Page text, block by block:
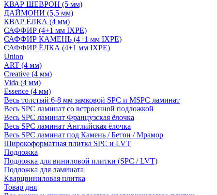
КВАР ШЕВРОН (5 мм)
ДАЙМОНИ (5,5 мм)
КВАР ЁЛКА (4 мм)
САФФИР (4+1 мм IXPE)
САФФИР КАМЕНЬ (4+1 мм IXPE)
САФФИР ЁЛКА (4+1 мм IXPE)
Union
ART (4 мм)
Creative (4 мм)
Vida (4 мм)
Essence (4 мм)
Весь толстый 6-8 мм замковой SPC и MSPC ламинат
Весь SPC ламинат со встроенной подложкой
Весь SPC ламинат Французская ёлочка
Весь SPC ламинат Английская ёлочка
Весь SPC ламинат под Камень / Бетон / Мрамор
Широкоформатная плитка SPC и LVT
Подложка
Подложка для виниловой плитки (SPC / LVT)
Подложка для ламината
Кварцвиниловая плитка
Товар дня